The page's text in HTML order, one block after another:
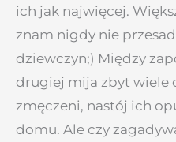
ich jak najwięcej.
znam nigdy nie
dziewczyn;) Między
drugiej mija zbyt wiele
zmęczeni, nastój ich
domu. Ale czy